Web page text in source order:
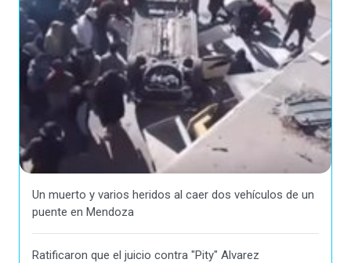
Un muerto y varios heridos al caer dos vehículos de un
puente en Mendoza
Ratificaron que el juicio contra "Pity" Alvarez